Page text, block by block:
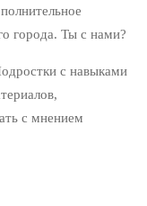
города. Ты с нами?
с навыками
с мнением